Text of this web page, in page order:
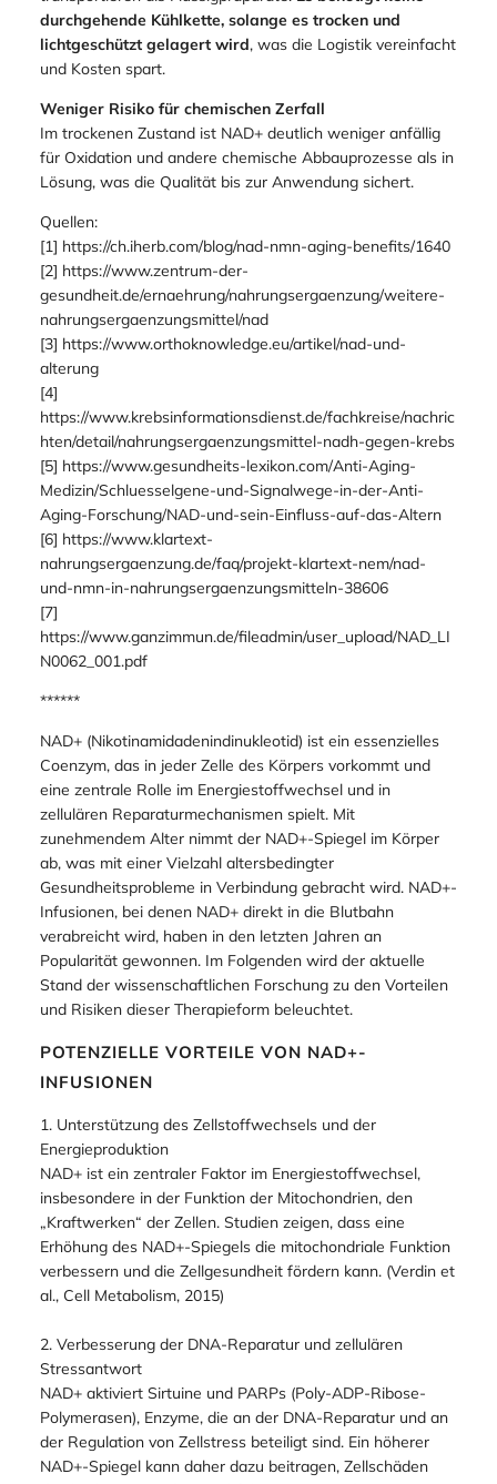
durchgehende Kühlkette, solange es trocken und
lichtgeschützt gelagert wird, was die Logistik vereinfacht
und Kosten spart.
Weniger Risiko für chemischen Zerfall
Im trockenen Zustand ist NAD+ deutlich weniger anfällig
für Oxidation und andere chemische Abbauprozesse als in
Lösung, was die Qualität bis zur Anwendung sichert.
Quellen:
[1] https://ch.iherb.com/blog/nad-nmn-aging-benefits/1640
[2] https://www.zentrum-der-
gesundheit.de/ernaehrung/nahrungsergaenzung/weitere-
nahrungsergaenzungsmittel/nad
[3] https://www.orthoknowledge.eu/artikel/nad-und-
alterung
[4]
https://www.krebsinformationsdienst.de/fachkreise/nachric
hten/detail/nahrungsergaenzungsmittel-nadh-gegen-krebs
[5] https://www.gesundheits-lexikon.com/Anti-Aging-
Medizin/Schluesselgene-und-Signalwege-in-der-Anti-
Aging-Forschung/NAD-und-sein-Einfluss-auf-das-Altern
[6] https://www.klartext-
nahrungsergaenzung.de/faq/projekt-klartext-nem/nad-
und-nmn-in-nahrungsergaenzungsmitteln-38606
[7]
https://www.ganzimmun.de/fileadmin/user_upload/NAD_LI
N0062_001.pdf
******
NAD+ (Nikotinamidadenindinukleotid) ist ein essenzielles
Coenzym, das in jeder Zelle des Körpers vorkommt und
eine zentrale Rolle im Energiestoffwechsel und in
zellulären Reparaturmechanismen spielt. Mit
zunehmendem Alter nimmt der NAD+-Spiegel im Körper
ab, was mit einer Vielzahl altersbedingter
Gesundheitsprobleme in Verbindung gebracht wird. NAD+-
Infusionen, bei denen NAD+ direkt in die Blutbahn
verabreicht wird, haben in den letzten Jahren an
Popularität gewonnen. Im Folgenden wird der aktuelle
Stand der wissenschaftlichen Forschung zu den Vorteilen
und Risiken dieser Therapieform beleuchtet.
POTENZIELLE VORTEILE VON NAD+-
INFUSIONEN
1. Unterstützung des Zellstoffwechsels und der
Energieproduktion
NAD+ ist ein zentraler Faktor im Energiestoffwechsel,
insbesondere in der Funktion der Mitochondrien, den
„Kraftwerken“ der Zellen. Studien zeigen, dass eine
Erhöhung des NAD+-Spiegels die mitochondriale Funktion
verbessern und die Zellgesundheit fördern kann. (Verdin et
al., Cell Metabolism, 2015)
2. Verbesserung der DNA-Reparatur und zellulären
Stressantwort
NAD+ aktiviert Sirtuine und PARPs (Poly-ADP-Ribose-
Polymerasen), Enzyme, die an der DNA-Reparatur und an
der Regulation von Zellstress beteiligt sind. Ein höherer
NAD+-Spiegel kann daher dazu beitragen, Zellschäden